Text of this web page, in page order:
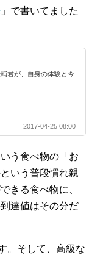
」で書いてました
君が、自身の体験と今
2017-04-25 08:00
う食べ物の「お
いう普段慣れ親
きる食べ物に、
達値はその分だ
。そして、高級な